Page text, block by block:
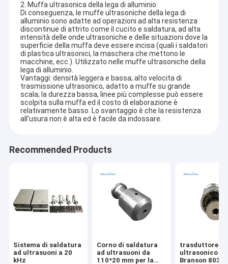
2. Muffa ultrasonica della lega di alluminio:
Di conseguenza, le muffe ultrasoniche della lega di
alluminio sono adatte ad operazioni ad alta resistenza
discontinue di attrito come il cucito e saldatura, ad alta
intensità delle onde ultrasoniche e delle situazioni dove la
superficie della muffa deve essere incisa (quali i saldatori
di plastica ultrasonici, la maschera che mettono le
macchine, ecc.). Utilizzato nelle muffe ultrasoniche della
lega di alluminio.
Vantaggi: densità leggera e bassa; alto velocita di
trasmissione ultrasonico, adatto a muffe su grande
scala; la durezza bassa, linee più complesse può essere
scolpita sulla muffa ed il costo di elaborazione è
relativamente basso. Lo svantaggio è che la resistenza
all'usura non è alta ed è facile da indossare.
Recommended Products
Sistema di saldatura
ad ultrasuoni a 20
kHz
Corno di saldatura
ad ultrasuoni da
110*20 mm per la
trasduttore
ultrasonico di
Branson 803